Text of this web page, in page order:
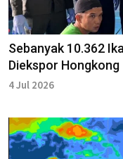
Sebanyak 10.362
Diekspor Hongkong
4 Jul 2026